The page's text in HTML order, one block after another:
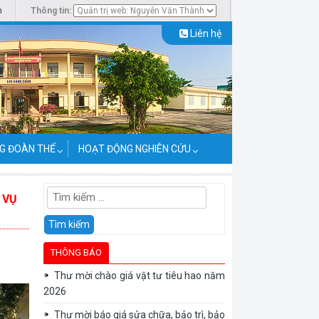
Thông tin:
Liên hệ
ĐOÀN THỂ HOẠT ĐỘNG NGHIÊN CỨU
Tìm
kiếm
cho:
THÔNG BÁO
Thư mời báo giá sửa chữa, bảo trì, bảo
dưỡng, hiệu chuẩn/kiểm định thiết bị...
Danh sách người thực hành khám